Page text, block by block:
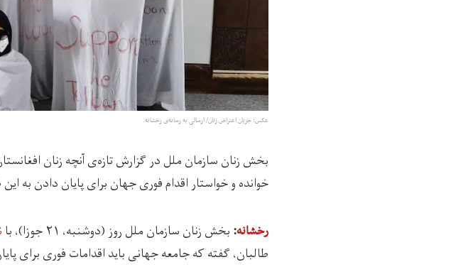
عکس:‌ جریان اعتراض زنان/ ارسالی به رسانه‌ی رخشانه.
بخش زنان سازمان ملل در گزارش تازه‌ی آنچه زنان
خوانده و خواستار اقدام فوری جهان برای پایان دادن به
رخشانه: بخش زنان سازمان ملل روز (دوشنبه، ۲۱ جوزا)، با
طالبان، گفته که جامعه جهانی باید اقدامات فوری برای